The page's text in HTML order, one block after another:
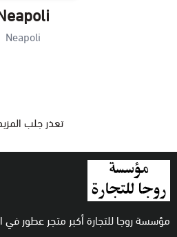
Neapoli
Neapoli
تعذر جلب
مؤسسة روجا للتجارة أكبر متجر عطور في